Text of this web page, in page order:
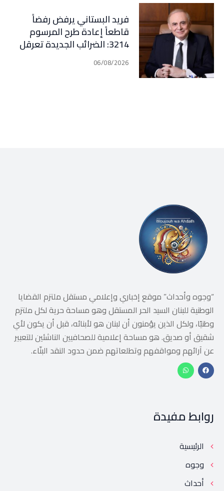
فريد البستاني يرفض رفضاً
قاطعاً إعادة طرح المرسوم
3214: الضرائب الجديدة تعرقل
التعافي الاقتصادي وتناقض
مبدأ الشراكة
06/08/2026
“وجوه وأحداث” موقع إخباري وإعلامي مستقل ملتزم القضايا
الوطنية للبنان السيد الحر المستقل وهو مساحة حرية لكل ملتزم
وطنيًا، ولكل الذين يؤمنون أن لبنان هو لأبنائه، قبل أن يكون لأي
شقيق أو صديق. هو مساحة إعلامية للصحافيين الناشئين للتعبير
عن آرائهم ومواقفهم وتطلعاتهم ضمن حدود النقد البنّاء.
روابط مفيدة
الرئيسية
وجوه
أحداث